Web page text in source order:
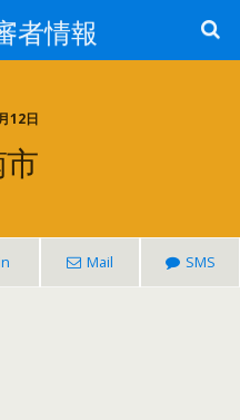
者情報
12日
Mail SMS